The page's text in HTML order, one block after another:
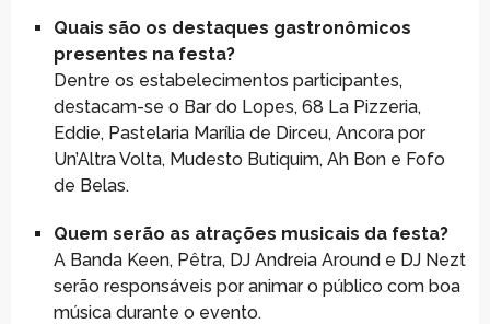
Quais são os destaques gastronômicos
presentes na festa?
Dentre os estabelecimentos participantes,
destacam-se o Bar do Lopes, 68 La Pizzeria,
Eddie, Pastelaria Marília de Dirceu, Ancora por
Un’Altra Volta, Mudesto Butiquim, Ah Bon e Fofo
de Belas.
Quem serão as atrações musicais da festa?
A Banda Keen, Pêtra, DJ Andreia Around e DJ Nezt
serão responsáveis por animar o público com boa
música durante o evento.